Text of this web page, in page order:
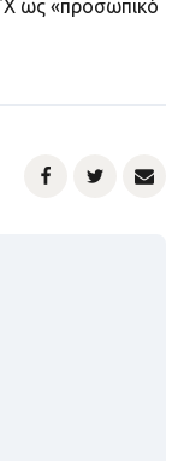
ως «προσωπικό